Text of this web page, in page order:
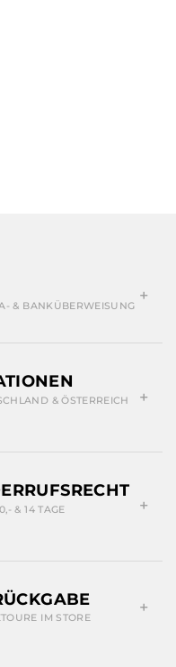
& BANKÜBERWEISUNG
& ÖSTERREICH
& 14 TAGE
IM STORE